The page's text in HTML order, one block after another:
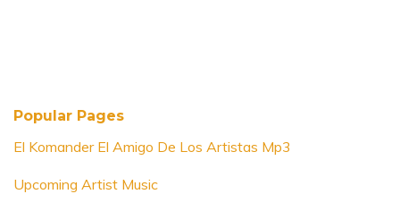
Popular Pages
El Komander El Amigo De Los Artistas Mp3
Upcoming Artist Music